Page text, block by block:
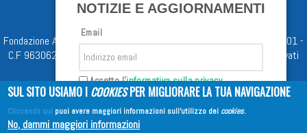
Fondazione Apostolicam Actuositatem ETS © 2023 - P.I. 05398481001 -
C.F 96306220581 - REA 888781 del 23/02/98 - Tutti i diritti riservati
Copyright © 2026EDITRICE AVE
NOTIZIE E AGGIORNAMENTI
Email
Accetto l'informativa sulla privacy
Iscriviti
SUL SITO USIAMO I COOKIESPER MIGLIORARE LA TUA NAVIGAZIONE
Cliccando qui puoi avere maggiori informazioni sull'utilizzo dei cookies.
No, dammi maggiori informazioni